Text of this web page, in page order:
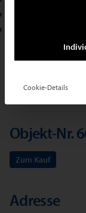
+49 2102
Ihr
Objekt-Nr.
Zum Kauf
Adresse
Cookie-Details